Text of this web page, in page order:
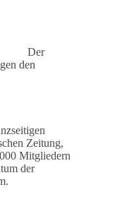
Der
den
Zeitung,
Mitgliedern
der